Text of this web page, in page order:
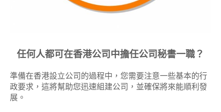
任何人都可在香港公司中擔任公司秘書一職？
準備在香港設立公司的過程中，您需要注意一些基本的行
政要求，這將幫助您迅速組建公司，並確保將來能順利發
展。